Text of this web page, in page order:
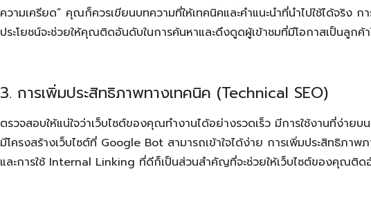
ความเครียด” คุณก็ควรเขียนบทความที่ให้เทคนิคและคำแนะนำที่นำไปใช้ได้จริง
ประโยชน์จะช่วยให้คุณติดอันดับในการค้นหาและดึงดูดผู้เข้าชมที่มีโอกาสเป็นลูกค้
3. การเพิ่มประสิทธิภาพทางเทคนิค (Technical SEO)
ตรวจสอบให้แน่ใจว่าเว็บไซต์ของคุณทำงานได้อย่างรวดเร็ว มีการใช้งานที่ง่าย
มีโครงสร้างเว็บไซต์ที่ Google Bot สามารถเข้าใจได้ง่าย การเพิ่มประสิทธิภ
และการใช้ Internal Linking ที่ดีก็เป็นส่วนสำคัญที่จะช่วยให้เว็บไซต์ของคุณติ